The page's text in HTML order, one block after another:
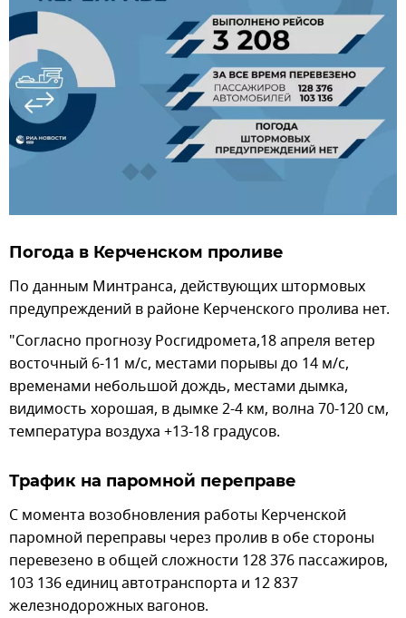
Погода в Керченском проливе
По данным Минтранса, действующих штормовых
предупреждений в районе Керченского пролива нет.
"Согласно прогнозу Росгидромета,18 апреля ветер
восточный 6-11 м/с, местами порывы до 14 м/с,
временами небольшой дождь, местами дымка,
видимость хорошая, в дымке 2-4 км, волна 70-120 см,
температура воздуха +13-18 градусов.
Трафик на паромной переправе
С момента возобновления работы Керченской
паромной переправы через пролив в обе стороны
перевезено в общей сложности 128 376 пассажиров,
103 136 единиц автотранспорта и 12 837
железнодорожных вагонов.